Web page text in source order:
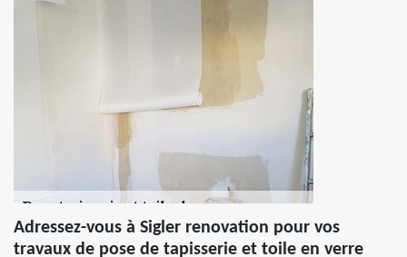
Adressez-vous à Sigler renovation pour vos
travaux de pose de tapisserie et toile en verre